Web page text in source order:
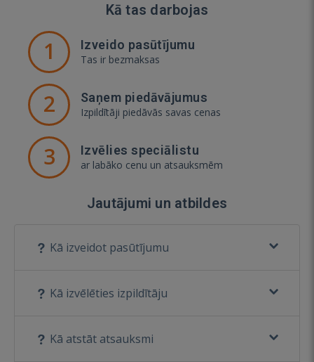
Kā tas darbojas
1 Izveido pasūtījumu
Tas ir bezmaksas
2 Saņem piedāvājumus
Izpildītāji piedāvās savas cenas
3 Izvēlies speciālistu
ar labāko cenu un atsauksmēm
Jautājumi un atbildes
Kā izveidot pasūtījumu
Kā izvēlēties izpildītāju
Kā atstāt atsauksmi